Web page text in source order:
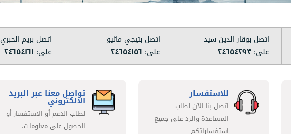
اتصل بوقار الدين سيد
على:٢٤٦٥٤٢٩٣
اتصل بتيجي ماثيو
على: ٢٤٦٥٤١٥٦
اتصل بريم الحبري
على: ٢٤٦٥٤١٦١
للاستفسار
اتصل بنا الآن لطلب
المساعدة والرد على جميع
استفساراتكم.
تواصل معنا عبر البريد
الالكتروني
لطلب الدعم أو الاستفسار أو
الحصول على معلومات،